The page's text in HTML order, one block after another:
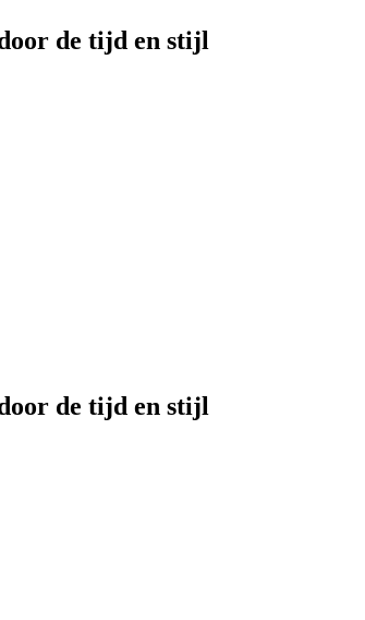
de tijd en stijl
de tijd en stijl